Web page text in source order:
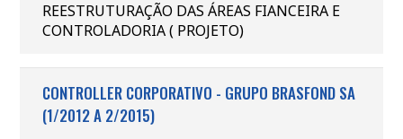
REESTRUTURAÇÃO DAS ÁREAS FIANCEIRA E
CONTROLADORIA ( PROJETO)
CONTROLLER CORPORATIVO - GRUPO BRASFOND SA
(1/2012 A 2/2015)